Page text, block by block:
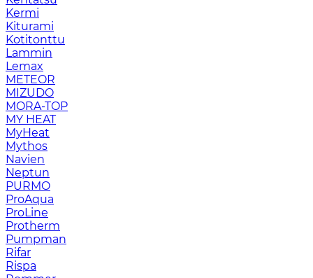
Kermi
Kiturami
Kotitonttu
Lammin
Lemax
METEOR
MIZUDO
MORA-TOP
MY HEAT
MyHeat
Mythos
Navien
Neptun
PURMO
ProAqua
ProLine
Protherm
Pumpman
Rifar
Rispa